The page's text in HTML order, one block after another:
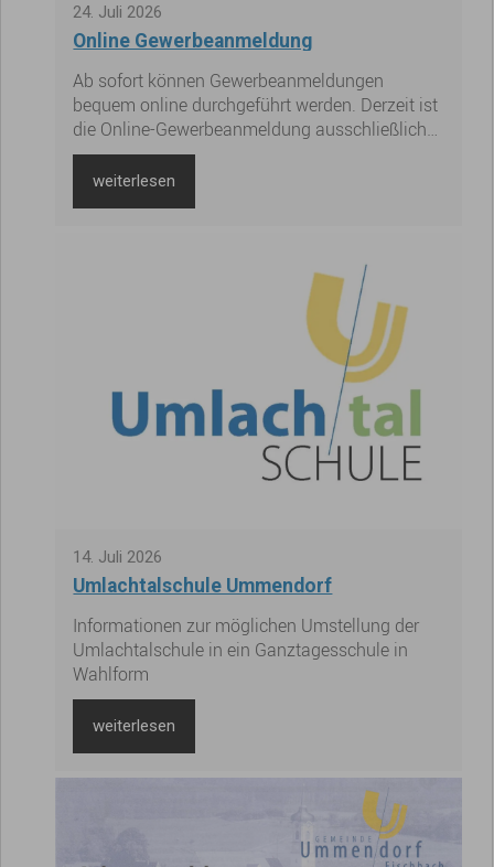
24. Juli 2026
Online Gewerbeanmeldung
Ab sofort können Gewerbeanmeldungen
bequem online durchgeführt werden. Derzeit ist
die Online-Gewerbeanmeldung ausschließlich
für Neugründungen von nicht eingetragenen
Einzelunternehmen als Rechtsform möglich.
weiterlesen
14. Juli 2026
Umlachtalschule Ummendorf
Informationen zur möglichen Umstellung der
Umlachtalschule in ein Ganztagesschule in
Wahlform
weiterlesen